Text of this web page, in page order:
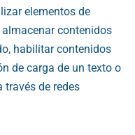
elementos de
contenidos
habilitar contenidos
de carga de un texto o
de redes